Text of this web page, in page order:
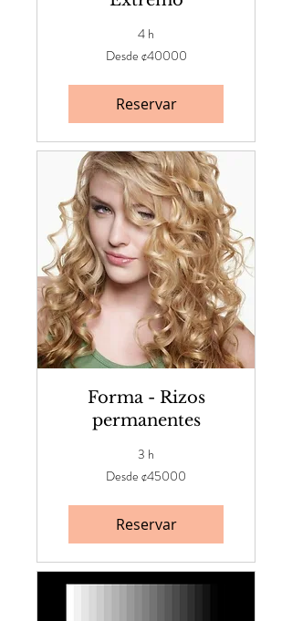
4 h
Desde ¢40000
Reservar
Forma - Rizos
permanentes
3 h
Desde ¢45000
Reservar